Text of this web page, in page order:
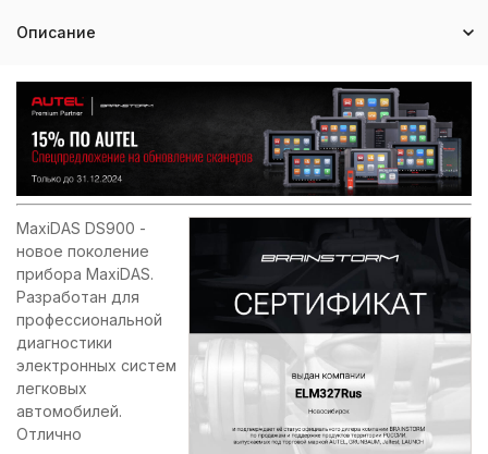
Описание
MaxiDAS DS900 -
новое поколение
прибора MaxiDAS.
Разработан для
профессиональной
диагностики
электронных систем
легковых
автомобилей.
Отлично